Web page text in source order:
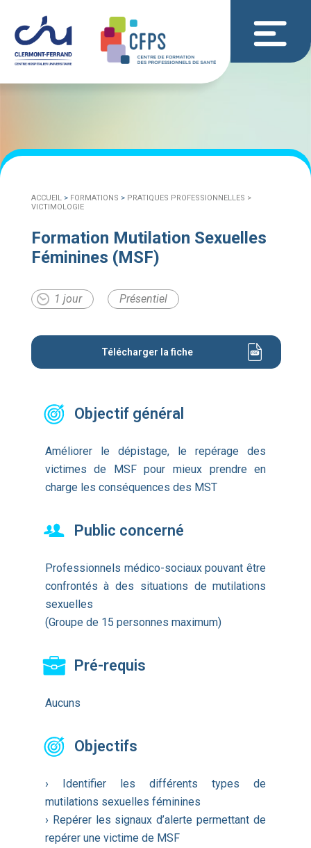
ACCUEIL> FORMATIONS > PRATIQUES PROFESSIONNELLES >
VICTIMOLOGIE
Formation Mutilation Sexuelles
Féminines (MSF)
1 jour Présentiel
Télécharger la fiche
Objectif général
Améliorer le dépistage, le repérage des
victimes de MSF pour mieux prendre en
charge les conséquences des MST
Public concerné
Professionnels médico-sociaux pouvant être
confrontés à des situations de mutilations
sexuelles
(Groupe de 15 personnes maximum)
Pré-requis
Aucuns
Objectifs
› Identifier les différents types de
mutilations sexuelles féminines
› Repérer les signaux d’alerte permettant de
repérer une victime de MSF